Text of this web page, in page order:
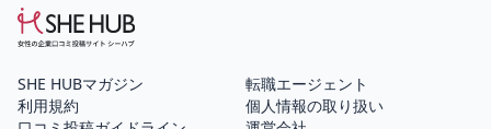
SHE HUBマガジン
転職エージェント
利用規約
個人情報の取り扱い